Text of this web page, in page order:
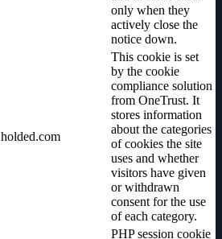
only when they
actively close the
notice down.
holded.com
This cookie is set
by the cookie
compliance solution
from OneTrust. It
stores information
about the categories
of cookies the site
uses and whether
visitors have given
or withdrawn
consent for the use
of each category.
PHP session cookie